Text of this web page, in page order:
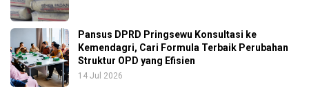
Pansus DPRD Pringsewu Konsultasi ke
Kemendagri, Cari Formula Terbaik Perubahan
Struktur OPD yang Efisien
14 Jul 2026